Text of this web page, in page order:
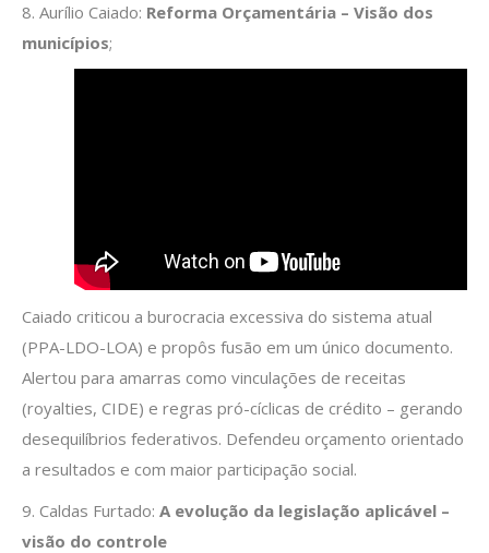
8. Aurílio Caiado: Reforma Orçamentária – Visão dos
municípios;
Caiado criticou a burocracia excessiva do sistema atual
(PPA-LDO-LOA) e propôs fusão em um único documento.
Alertou para amarras como vinculações de receitas
(royalties, CIDE) e regras pró-cíclicas de crédito – gerando
desequilíbrios federativos. Defendeu orçamento orientado
a resultados e com maior participação social.
9. Caldas Furtado: A evolução da legislação aplicável –
visão do controle